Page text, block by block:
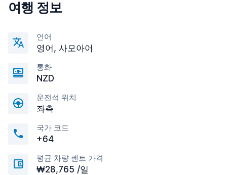
여행 정보
언어
영어, 사모아어
통화
NZD
운전석 위치
좌측
국가 코드
+64
평균 차량 렌트 가격
₩28,765 /일